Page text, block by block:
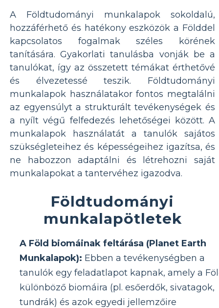
A Földtudományi munkalapok sokoldalú,
hozzáférhető és hatékony eszközök a Földdel
kapcsolatos fogalmak széles körének
tanítására. Gyakorlati tanulásba vonják be a
tanulókat, így az összetett témákat érthetővé
és élvezetessé teszik. Földtudományi
munkalapok használatakor fontos megtalálni
az egyensúlyt a strukturált tevékenységek és
a nyílt végű felfedezés lehetőségei között. A
munkalapok használatát a tanulók sajátos
szükségleteihez és képességeihez igazítsa, és
ne habozzon adaptálni és létrehozni saját
munkalapokat a tantervéhez igazodva.
Földtudományi
munkalapötletek
A Föld biomáinak feltárása (Planet Earth
Munkalapok): Ebben a tevékenységben a
tanulók egy feladatlapot kapnak, amely a
különböző biomáira (pl. esőerdők, sivatagok,
tundrák) és azok egyedi jellemzőire